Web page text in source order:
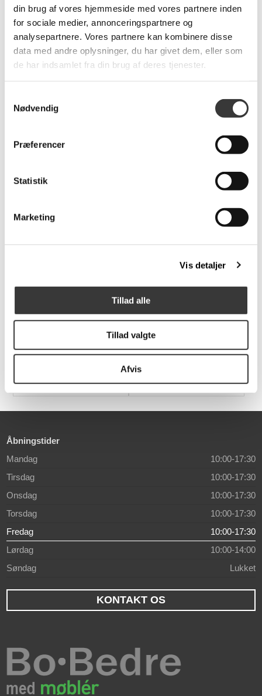
din brug af vores hjemmeside med vores partnere inden
for sociale medier, annonceringspartnere og
analysepartnere. Vores partnere kan kombinere disse
data med andre oplysninger, du har givet dem, eller som
de har indsamlet fra din brug af deres tjenester.
Nødvendig
Præferencer
Statistik
Marketing
Vis detaljer
Tillad alle
Tillad valgte
Afvis
Relaterede produkter
Matilda, Koala
Magnetic Matilda
169,00 DKK
Magnetic Spirit
169,00 DKK
Åbningstider
Mandag
10:00-17:30
Tirsdag
10:00-17:30
Onsdag
10:00-17:30
Torsdag
10:00-17:30
Fredag
10:00-17:30
Lørdag
10:00-14:00
Søndag
Lukket
KONTAKT OS